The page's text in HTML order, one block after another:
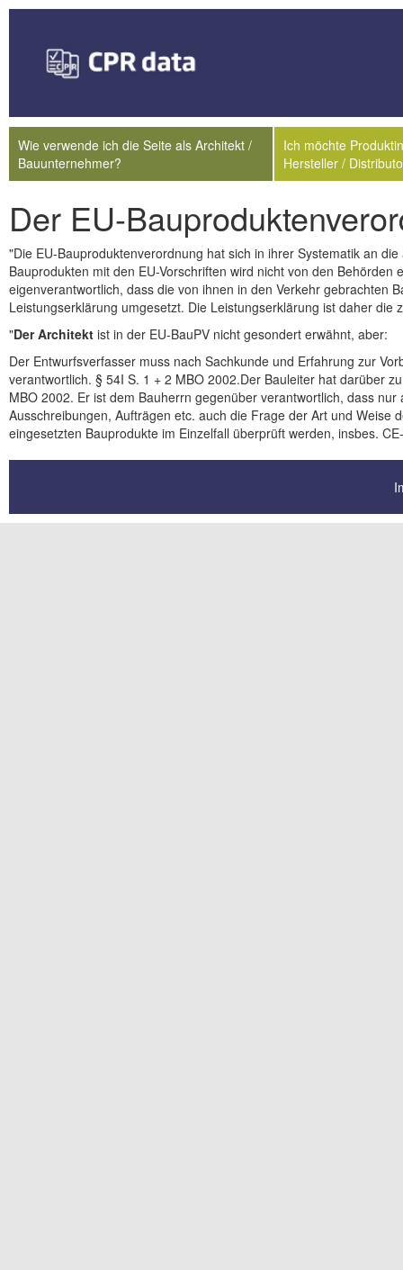
Wie verwende ich die Seite als Architekt /
Bauunternehmer?
Ich möchte
Hersteller /
Der EU-
"Die EU-Bauproduktenverordnung hat sich in ihrer Systematik an
Bauprodukten mit den EU-Vorschriften wird nicht von den
eigenverantwortlich, dass die von ihnen in den Verkehr gebrachten
Leistungserklärung umgesetzt. Die Leistungserklärung ist daher
"Der Architekt ist in der EU-BauPV nicht gesondert erwähnt, aber:
Der Entwurfsverfasser muss nach Sachkunde und Erfahrung zur
verantwortlich. § 54I S. 1 + 2 MBO 2002.Der Bauleiter hat darüber
MBO 2002. Er ist dem Bauherrn gegenüber verantwortlich, dass
Ausschreibungen, Aufträgen etc. auch die Frage der Art und
eingesetzten Bauprodukte im Einzelfall überprüft werden, insbes.